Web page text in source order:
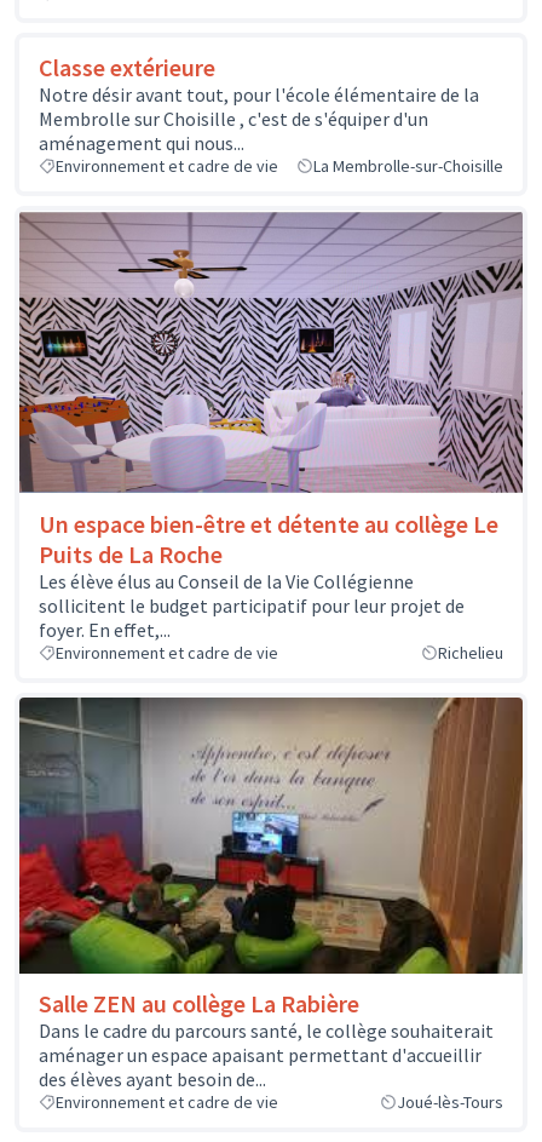
Classe extérieure
Notre désir avant tout, pour l'école élémentaire de la
Membrolle sur Choisille , c'est de s'équiper d'un
aménagement qui nous...
Environnement et cadre de vie La Membrolle-sur-Choisille
Un espace bien-être et détente au collège Le
Puits de La Roche
Les élève élus au Conseil de la Vie Collégienne
sollicitent le budget participatif pour leur projet de
foyer. En effet,...
Environnement et cadre de vie Richelieu
Salle ZEN au collège La Rabière
Dans le cadre du parcours santé, le collège souhaiterait
aménager un espace apaisant permettant d'accueillir
des élèves ayant besoin de...
Environnement et cadre de vie Joué-lès-Tours